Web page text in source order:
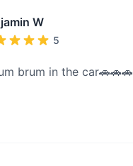
W
5
brum brum in the car🚗🚗🚗